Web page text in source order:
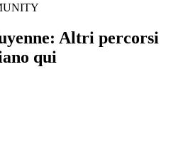
Altri percorsi
qui